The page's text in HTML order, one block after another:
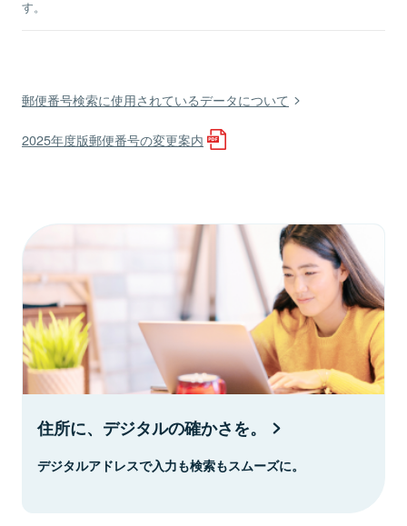
す。
郵便番号検索に使用されているデータについて
2025年度版郵便番号の変更案内
住所に、デジタルの確かさを。
デジタルアドレスで入力も検索もスムーズに。